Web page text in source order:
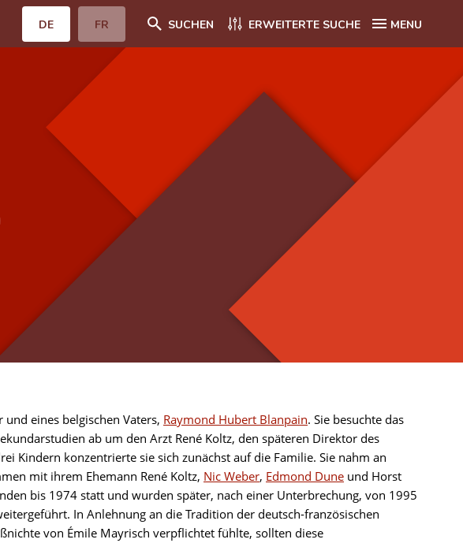
DE FR SUCHEN ERWEITERTE SUCHE MENU
eines belgischen Vaters, Raymond Hubert Blanpain. Sie besuchte das
ab um den Arzt René Koltz, den späteren Direktor des
Kindern konzentrierte sie sich zunächst auf die Familie. Sie nahm an
mit ihrem Ehemann René Koltz, Nic Weber, Edmond Dune und Horst
bis 1974 statt und wurden später, nach einer Unterbrechung, von 1995
In Anlehnung an die Tradition der deutsch-französischen
von Émile Mayrisch verpflichtet fühlte, sollten diese